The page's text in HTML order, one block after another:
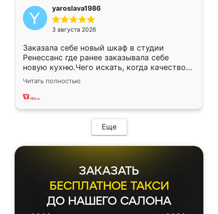
yaroslava1986
3 августа 2026
Заказала себе новый шкаф в студии
Ренессанс где ранее заказывала себе
новую кухню.Чего искать, когда качеством
вполне довольна. Служит кухня уже почти
два года, нареканий нет.
Читать полностью
Еще
ЗАКАЗАТЬ
БЕСПЛАТНОЕ ТАКСИ
ДО НАШЕГО САЛОНА